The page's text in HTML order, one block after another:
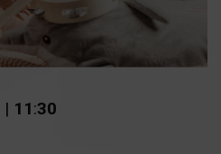
| 11:30